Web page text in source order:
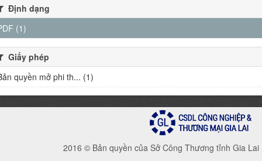
Định dạng
(1)
Giấy phép
quyền mở phi th... (1)
2016 © Bản quyền của Sở Công Thương tỉnh Gia Lai